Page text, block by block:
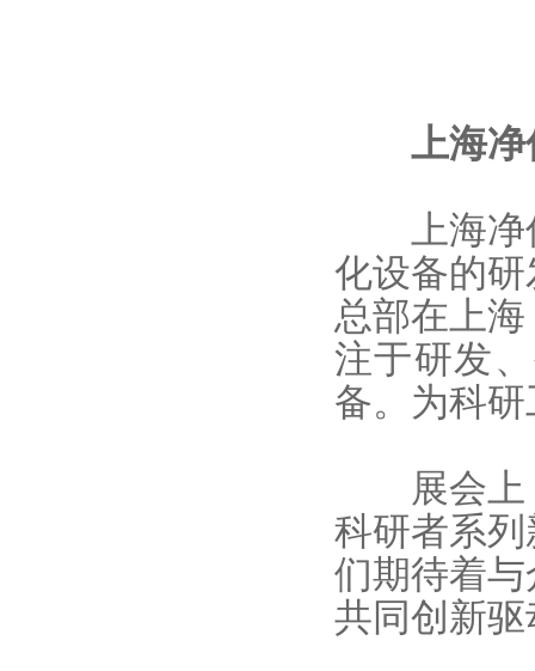
上海净
上海净信
化设备的
总部在上
注于研发
备。为科
展会上，
科研者系
们期待着
共同创新